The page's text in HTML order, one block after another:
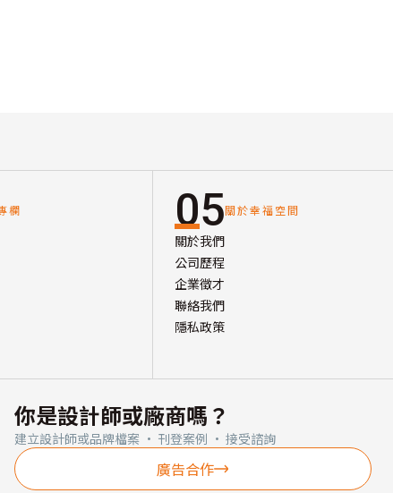
欄 05關於幸福空間
關於我們
公司歷程
企業徵才
聯絡我們
隱私政策
你是設計師或廠商嗎？
建立設計師或品牌檔案 · 刊登案例 · 接受諮詢
廣告合作